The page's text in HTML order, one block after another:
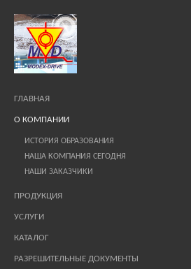
ГЛАВНАЯ
О КОМПАНИИ
ИСТОРИЯ ОБРАЗОВАНИЯ
НАША КОМПАНИЯ СЕГОДНЯ
НАШИ ЗАКАЗЧИКИ
ПРОДУКЦИЯ
УСЛУГИ
КАТАЛОГ
РАЗРЕШИТЕЛЬНЫЕ ДОКУМЕНТЫ